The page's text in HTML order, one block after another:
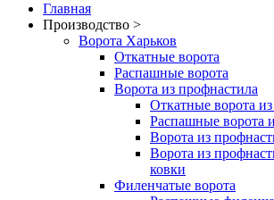
Главная
Производство >
Ворота Харьков
Откатные ворота
Распашные ворота
Ворота из профнастила
Откатные ворота
Распашные ворота
Ворота из
Ворота из
ковки
Филенчатые ворота